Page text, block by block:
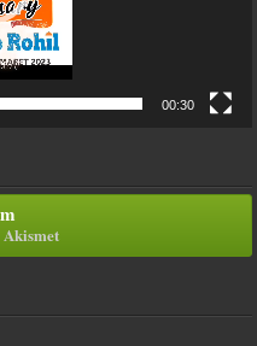
00:30
Akismet